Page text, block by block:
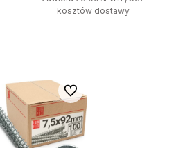
kosztów dostawy
Do ulubionych